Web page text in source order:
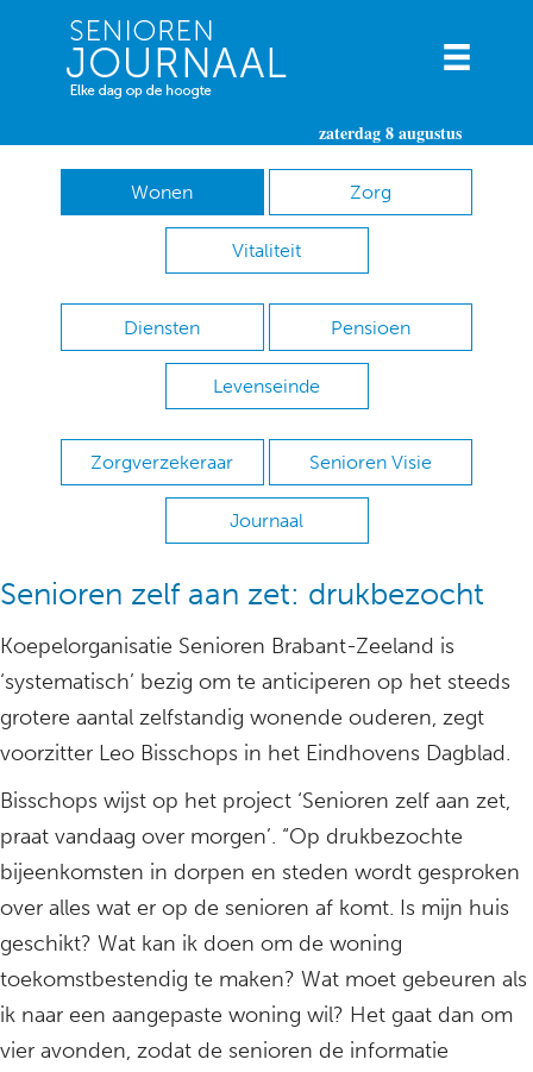
zaterdag 8 augustus
Wonen Zorg
Vitaliteit
Diensten Pensioen
Levenseinde
Zorgverzekeraar Senioren Visie
Journaal
Senioren zelf aan zet: drukbezocht
Koepelorganisatie Senioren Brabant-Zeeland is
‘systematisch’ bezig om te anticiperen op het steeds
grotere aantal zelfstandig wonende ouderen, zegt
voorzitter Leo Bisschops in het Eindhovens Dagblad.
Bisschops wijst op het project ‘Senioren zelf aan zet,
praat vandaag over morgen’. “Op drukbezochte
bijeenkomsten in dorpen en steden wordt gesproken
over alles wat er op de senioren af komt. Is mijn huis
geschikt? Wat kan ik doen om de woning
toekomstbestendig te maken? Wat moet gebeuren als
ik naar een aangepaste woning wil? Het gaat dan om
vier avonden, zodat de senioren de informatie